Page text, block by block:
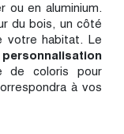
ou en aluminium.
du bois, un côté
votre habitat. Le
personnalisation
de coloris pour
à vos